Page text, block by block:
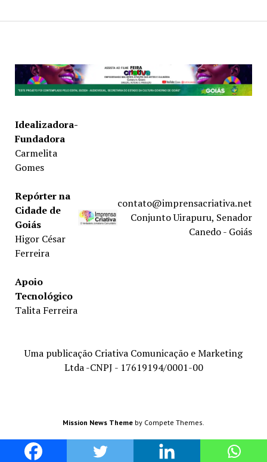
Idealizadora-
Fundadora
Carmelita
Gomes
Repórter na
Cidade de
Goiás
Higor César
Ferreira
Apoio
Tecnológico
Talita Ferreira
contato@imprensacriativa.net
Conjunto Uirapuru, Senador
Canedo - Goiás
Uma publicação Criativa Comunicação e Marketing
Ltda -CNPJ - 17619194/0001-00
Mission News Theme by Compete Themes.